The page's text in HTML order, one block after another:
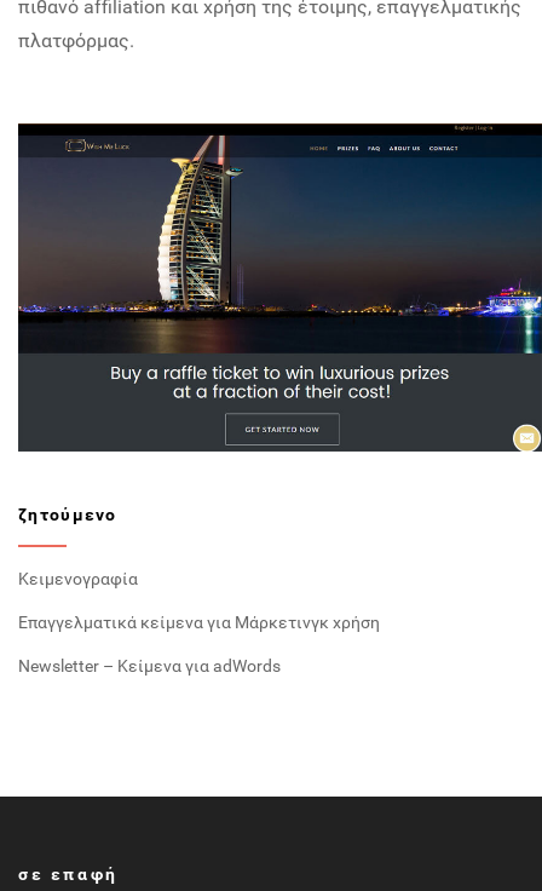
πιθανό affiliation και χρήση της έτοιμης, επαγγελματικής
πλατφόρμας.
ζητούμενο
Κειμενογραφία
Επαγγελματικά κείμενα για Μάρκετινγκ χρήση
Newsletter – Κείμενα για adWords
σε επαφή